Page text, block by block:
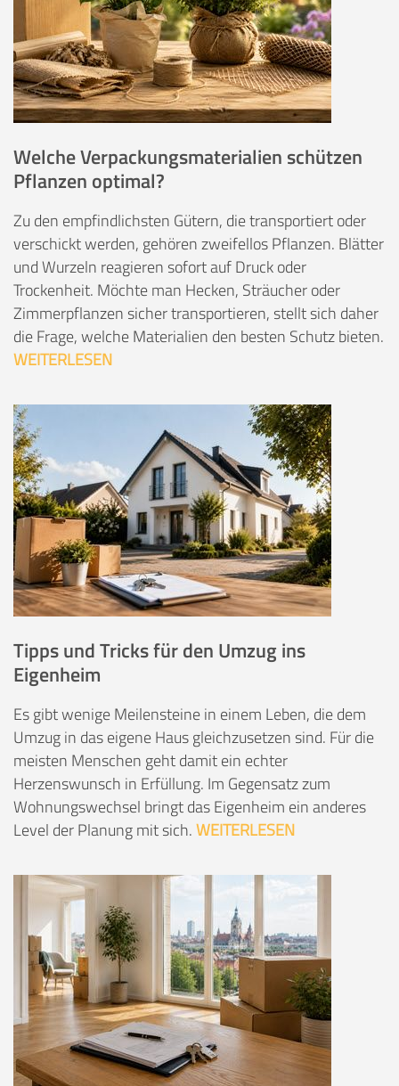
Welche Verpackungsmaterialien schützen
Pflanzen optimal?
Zu den empfindlichsten Gütern, die transportiert oder
verschickt werden, gehören zweifellos Pflanzen. Blätter
und Wurzeln reagieren sofort auf Druck oder
Trockenheit. Möchte man Hecken, Sträucher oder
Zimmerpflanzen sicher transportieren, stellt sich daher
die Frage, welche Materialien den besten Schutz bieten.
WEITERLESEN
Tipps und Tricks für den Umzug ins
Eigenheim
Es gibt wenige Meilensteine in einem Leben, die dem
Umzug in das eigene Haus gleichzusetzen sind. Für die
meisten Menschen geht damit ein echter
Herzenswunsch in Erfüllung. Im Gegensatz zum
Wohnungswechsel bringt das Eigenheim ein anderes
Level der Planung mit sich.WEITERLESEN